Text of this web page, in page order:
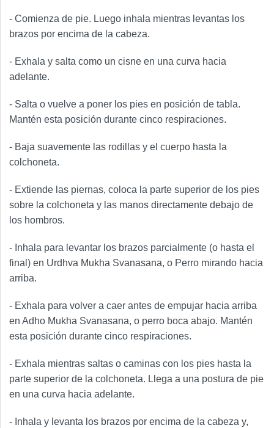
- Comienza de pie. Luego inhala mientras levantas los
brazos por encima de la cabeza.
- Exhala y salta como un cisne en una curva hacia
adelante.
- Salta o vuelve a poner los pies en posición de tabla.
Mantén esta posición durante cinco respiraciones.
- Baja suavemente las rodillas y el cuerpo hasta la
colchoneta.
- Extiende las piernas, coloca la parte superior de los pies
sobre la colchoneta y las manos directamente debajo de
los hombros.
- Inhala para levantar los brazos parcialmente (o hasta el
final) en Urdhva Mukha Svanasana, o Perro mirando hacia
arriba.
- Exhala para volver a caer antes de empujar hacia arriba
en Adho Mukha Svanasana, o perro boca abajo. Mantén
esta posición durante cinco respiraciones.
- Exhala mientras saltas o caminas con los pies hasta la
parte superior de la colchoneta. Llega a una postura de pie
en una curva hacia adelante.
- Inhala y levanta los brazos por encima de la cabeza y,